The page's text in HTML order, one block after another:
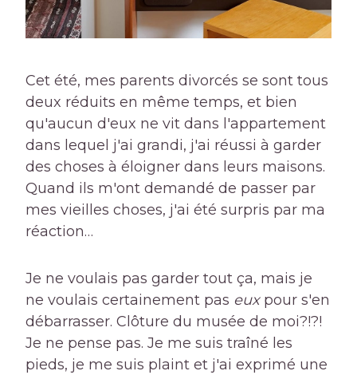
Cet été, mes parents divorcés se sont tous
deux réduits en même temps, et bien
qu'aucun d'eux ne vit dans l'appartement
dans lequel j'ai grandi, j'ai réussi à garder
des choses à éloigner dans leurs maisons.
Quand ils m'ont demandé de passer par
mes vieilles choses, j'ai été surpris par ma
réaction…
Je ne voulais pas garder tout ça, mais je
ne voulais certainement pas euxpour s'en
débarrasser. Clôture du musée de moi?!?!
Je ne pense pas. Je me suis traîné les
pieds, je me suis plaint et j'ai exprimé une